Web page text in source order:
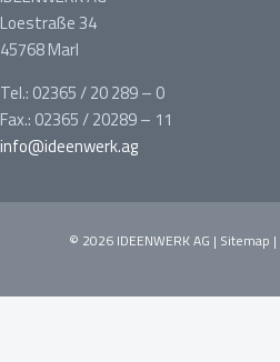
Loestraße 34
45768 Marl
Tel.: 02365 / 20 289 – 0
Fax.: 02365 / 20289 – 11
info@ideenwerk.ag
© 2026 IDEENWERK AG | Sitemap |